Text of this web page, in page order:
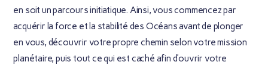
en soit un parcours initiatique. Ainsi, vous commencez par
acquérir la force et la stabilité des Océansavantde plonger
en vous, découvrir votre propre chemin selon votre mission
planétaire, puis tout ce qui est caché afin d’ouvrir votre